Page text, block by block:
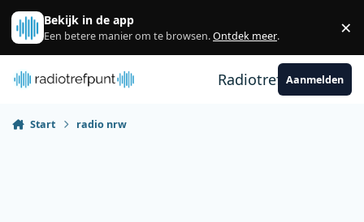
Spring naar bijdragen
Bekijk in de app
Een betere manier om te browsen.Ontdek meer. ×
RadiotrefpuntAanmelden
Start radio nrw